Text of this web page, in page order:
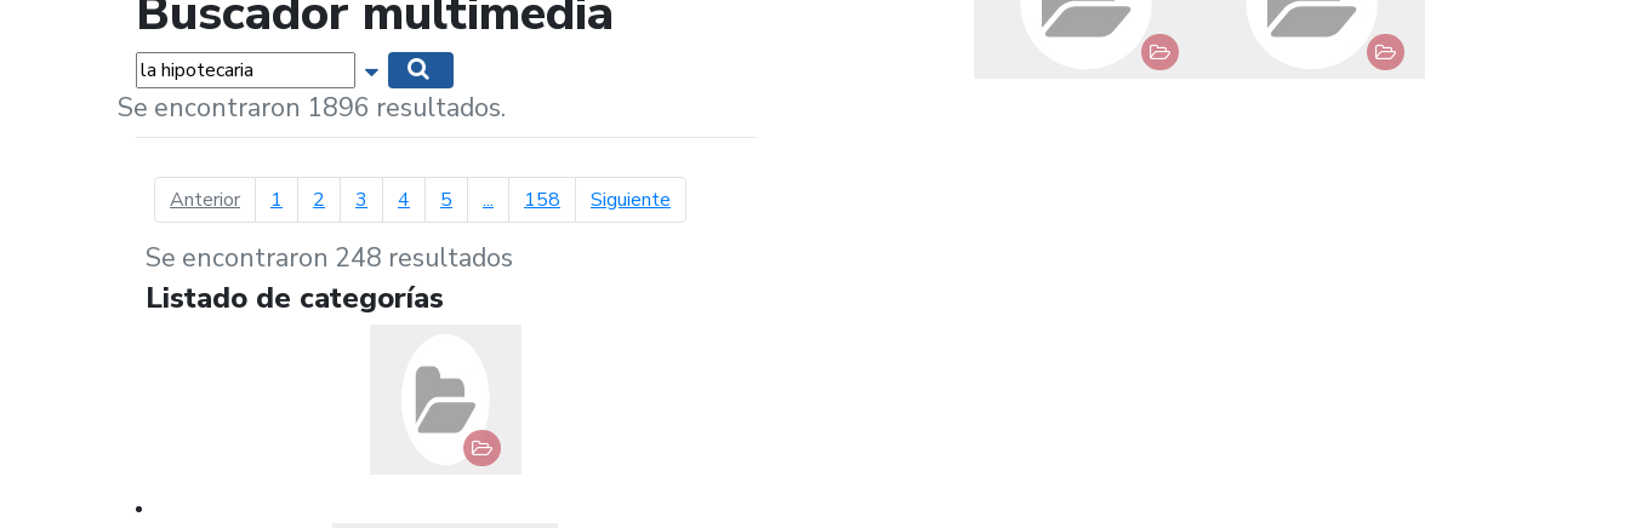
Buscador multimedia
Palabras... Mostrar opciones de búsqueda
Se encontraron 1896 resultados.
Anteriorpágina anterior
1 2 3 4 5 ... 158 Siguientepágina siguiente
Se encontraron 248 resultados
Listado de categorías